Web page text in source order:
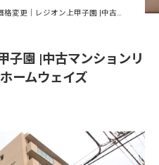
変更｜レジオン上甲子園 |中古マンションリフォーム済み|株式会社ホームウェイズ
子園 |中古マンションリ
ームウェイズ